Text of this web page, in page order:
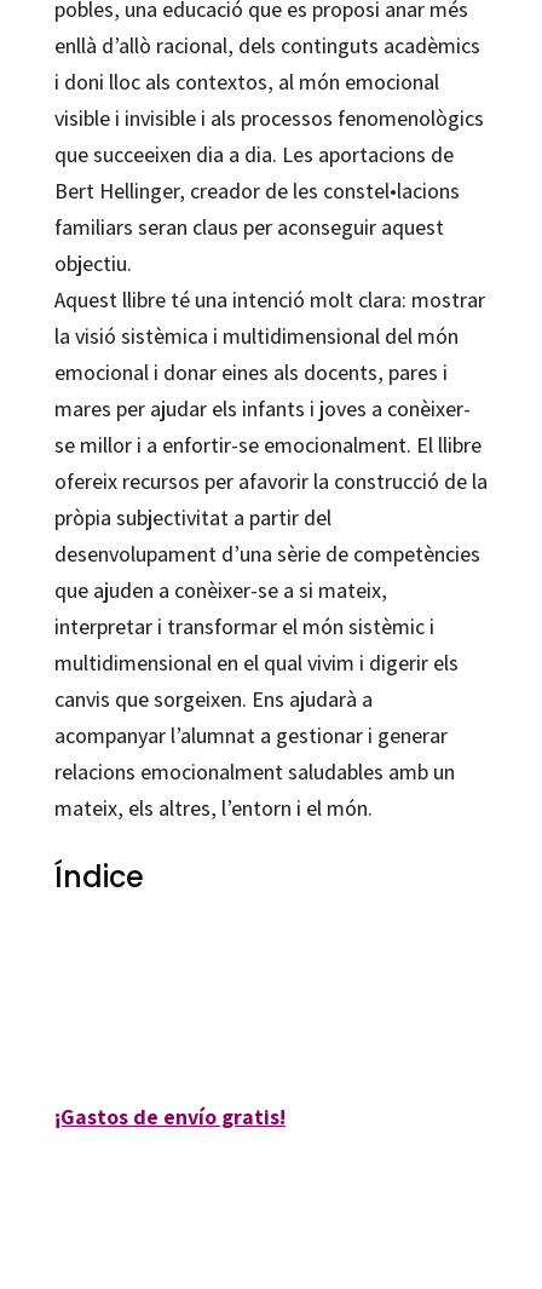
pobles, una educació que es proposi anar més
enllà d’allò racional, dels continguts acadèmics
i doni lloc als contextos, al món emocional
visible i invisible i als processos fenomenològics
que succeeixen dia a dia. Les aportacions de
Bert Hellinger, creador de les constel•lacions
familiars seran claus per aconseguir aquest
objectiu.
Aquest llibre té una intenció molt clara: mostrar
la visió sistèmica i multidimensional del món
emocional i donar eines als docents, pares i
mares per ajudar els infants i joves a conèixer-
se millor i a enfortir-se emocionalment. El llibre
ofereix recursos per afavorir la construcció de la
pròpia subjectivitat a partir del
desenvolupament d’una sèrie de competències
que ajuden a conèixer-se a si mateix,
interpretar i transformar el món sistèmic i
multidimensional en el qual vivim i digerir els
canvis que sorgeixen. Ens ajudarà a
acompanyar l’alumnat a gestionar i generar
relacions emocionalment saludables amb un
mateix, els altres, l’entorn i el món.
Índice
¡Gastos de envío gratis!